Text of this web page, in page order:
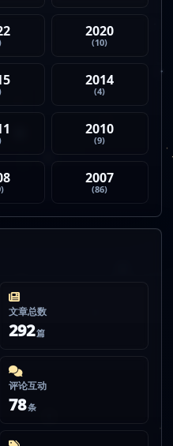
2020
(10)
2014
(4)
2010
(9)
2007
(86)
文章总数
292篇
评论互动
78条